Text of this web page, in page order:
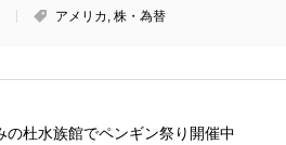
アメリカ 株・為替
の杜水族館でペンギン祭り開催中